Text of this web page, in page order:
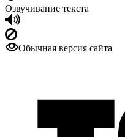
Озвучивание текста
Обычная версия сайта